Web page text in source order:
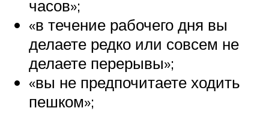
часов»;
«в течение рабочего дня вы
делаете редко или совсем не
делаете перерывы»;
«вы не предпочитаете ходить
пешком»;